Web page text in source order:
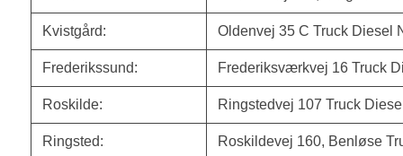
Kvistgård: Oldenvej 35 C Truck Diesel
Frederikssund: Frederiksværkvej 16 Truck
Roskilde: Ringstedvej 107 Truck
Ringsted: Roskildevej 160, Benløse